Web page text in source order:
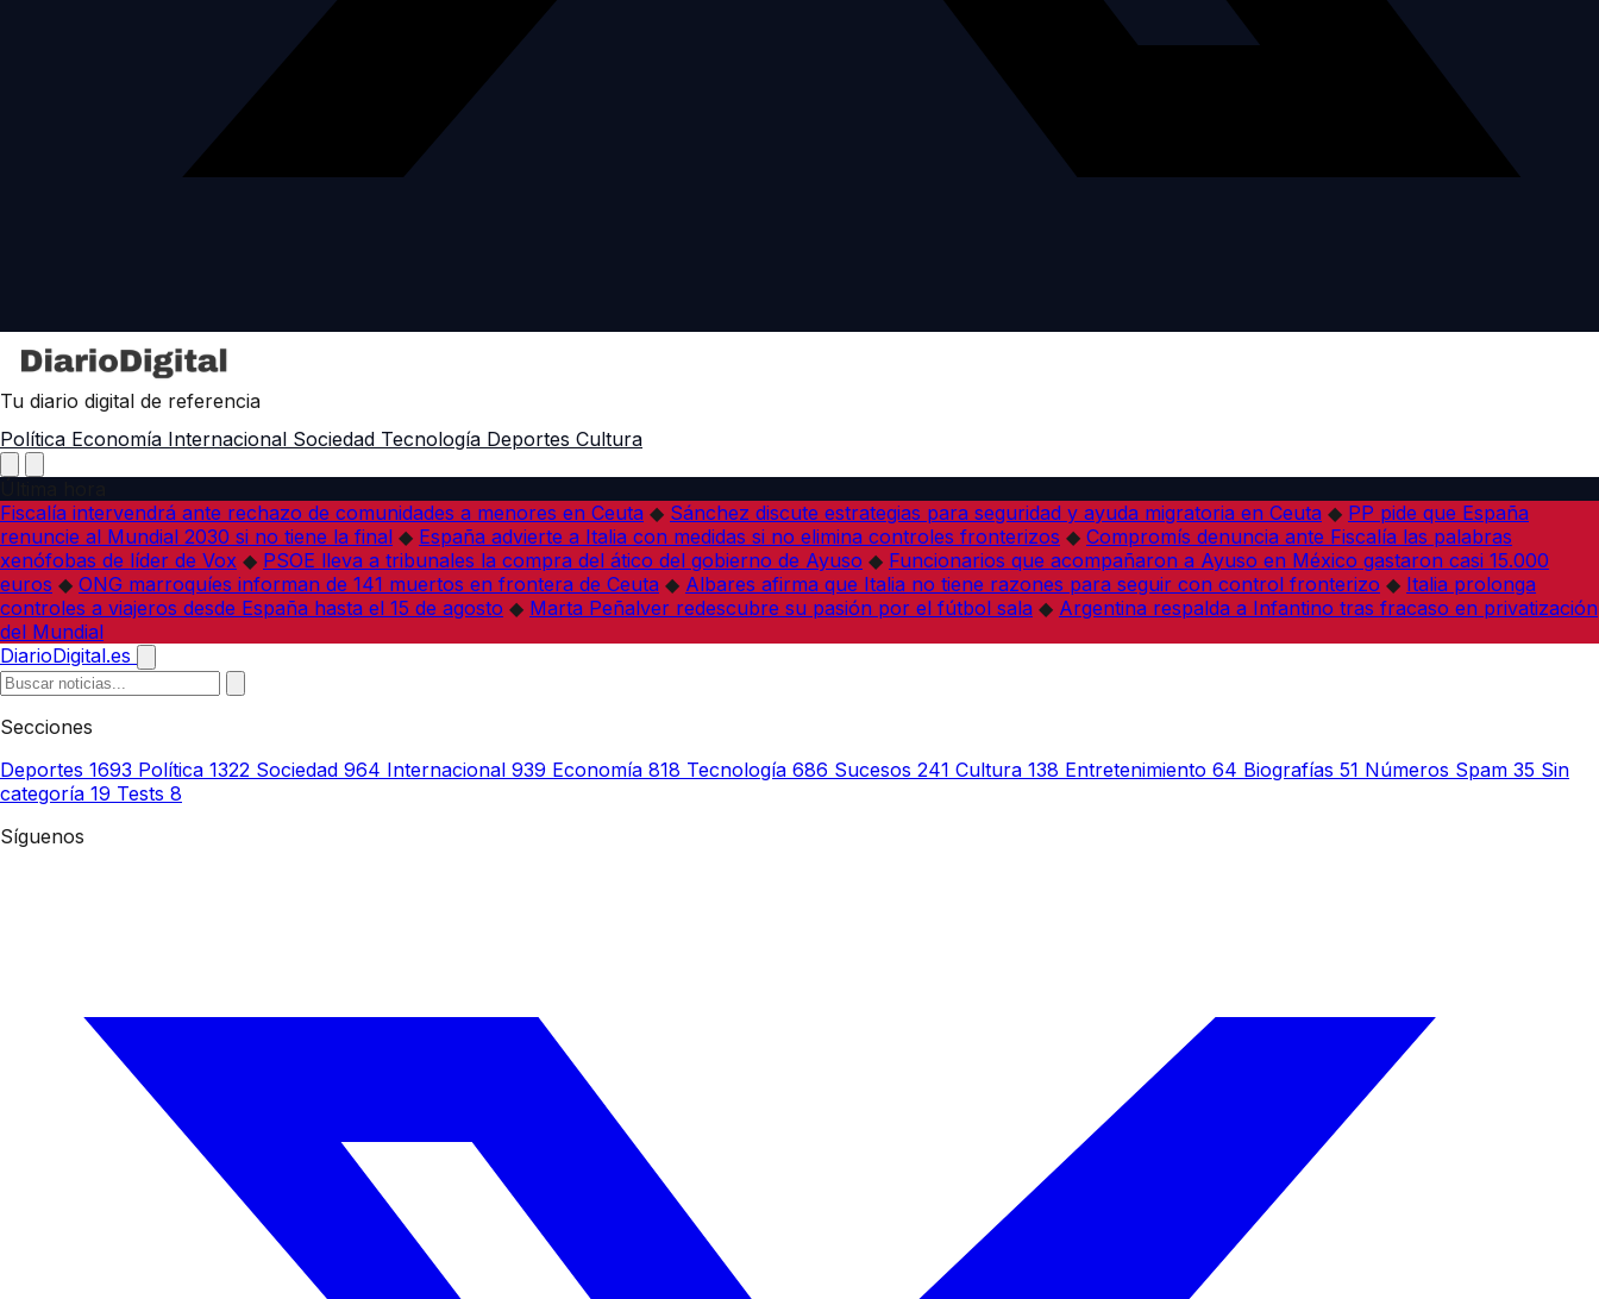
Tu diario digital de referencia
Política Economía Internacional Sociedad Tecnología Deportes Cultura
Fiscalía intervendrá ante rechazo de comunidades a menores en Ceuta ◆ Sánchez discute estrategias para seguridad y ayuda migratoria en Ceuta ◆ PP pide que España
renuncie al Mundial 2030 si no tiene la final ◆ España advierte a Italia con medidas si no elimina controles fronterizos ◆ Compromís denuncia ante Fiscalía las palabras
xenófobas de líder de Vox ◆ PSOE lleva a tribunales la compra del ático del gobierno de Ayuso ◆ Funcionarios que acompañaron a Ayuso en México gastaron casi 15.000
euros ◆ ONG marroquíes informan de 141 muertos en frontera de Ceuta ◆ Albares afirma que Italia no tiene razones para seguir con control fronterizo ◆ Italia prolonga
controles a viajeros desde España hasta el 15 de agosto ◆ Marta Peñalver redescubre su pasión por el fútbol sala ◆ Argentina respalda a Infantino tras fracaso en privatización
del Mundial
DiarioDigital.es
Secciones
Deportes 1693 Política 1322 Sociedad 964 Internacional 939 Economía 818 Tecnología 686 Sucesos 241 Cultura 138 Entretenimiento 64 Biografías 51 Números Spam 35 Sin
categoría 19 Tests 8
Síguenos